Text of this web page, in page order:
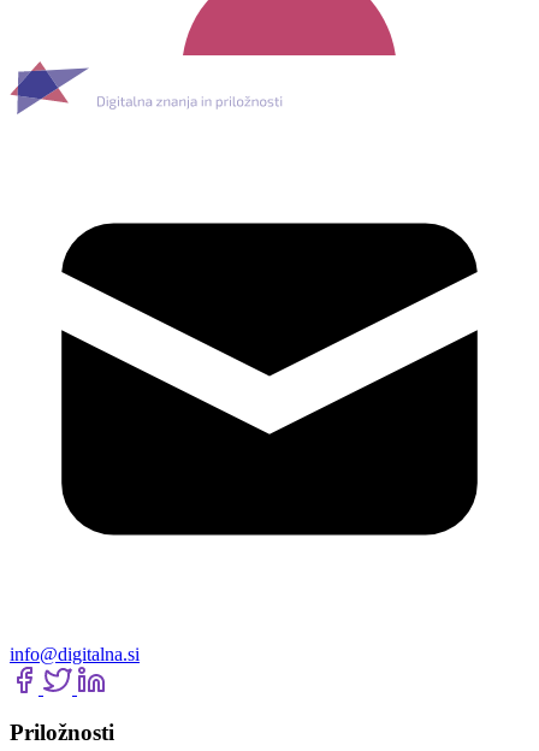
info@digitalna.si
Priložnosti